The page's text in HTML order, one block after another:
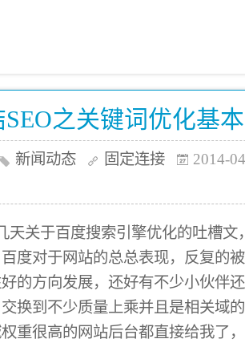
之关键词优化基
新闻动态 固定连接
2014-
于百度搜索引擎优化的吐槽文
度对于网站的总总表现，反复的
的方向发展，还好有不少小伙伴
换到不少质量上乘并且是相关域
重很高的网站后台都直接给我了